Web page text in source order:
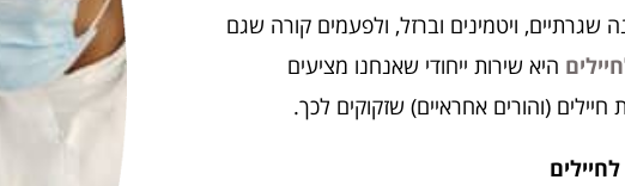
שגרתיים, ויטמינים וברזל, ולפעמים קורה שגם
היא שירות ייחודי שאנחנו מציעים